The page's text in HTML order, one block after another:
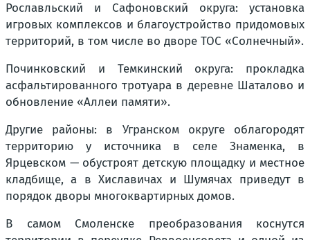
Рославльский и Сафоновский округа: установка
игровых комплексов и благоустройство придомовых
территорий, в том числе во дворе ТОС «Солнечный».
Починковский и Темкинский округа: прокладка
асфальтированного тротуара в деревне Шаталово и
обновление «Аллеи памяти».
Другие районы: в Угранском округе облагородят
территорию у источника в селе Знаменка, в
Ярцевском — обустроят детскую площадку и местное
кладбище, а в Хиславичах и Шумячах приведут в
порядок дворы многоквартирных домов.
В самом Смоленске преобразования коснутся